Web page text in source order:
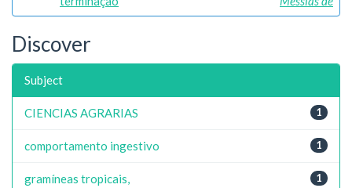
Discover
Subject
1
CIENCIAS AGRARIAS
1
comportamento ingestivo
1
gramíneas tropicais,